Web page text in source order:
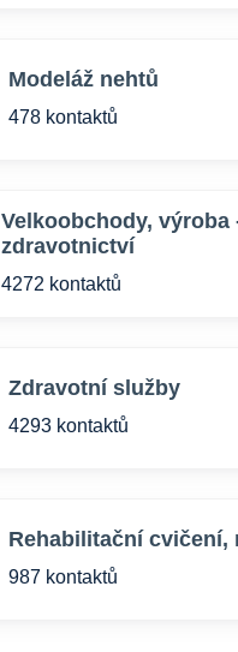
Modeláž nehtů
478 kontaktů
Velkoobchody, výroba
zdravotnictví
4272 kontaktů
Zdravotní služby
4293 kontaktů
Rehabilitační cvičení,
987 kontaktů